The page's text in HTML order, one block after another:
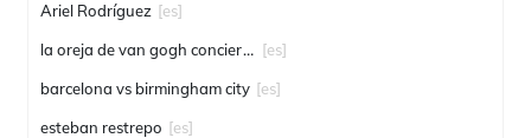
Ariel Rodríguez [es]
la oreja de van gogh conciertos [es]
barcelona vs birmingham city [es]
esteban restrepo [es]